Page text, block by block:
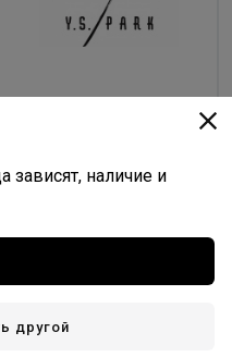
доступны при
зависят, наличие и
другой